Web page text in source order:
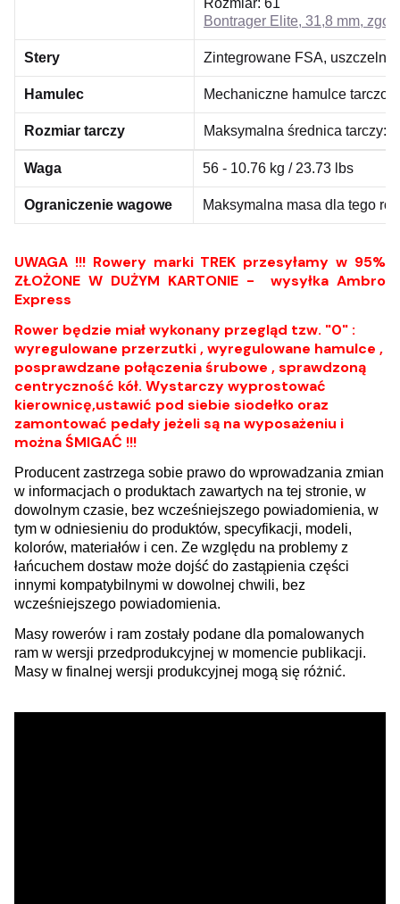
Bontrager Elite, 31,8 mm,
Stery Zintegrowane FSA,
Hamulec Mechaniczne hamulce
Rozmiar tarczy Maksymalna średnica tarczy:
Waga 56 - 10.76 kg / 23.73 lbs
Ograniczenie wagowe Maksymalna masa dla tego
UWAGA !!! Rowery marki TREK przesyłamy w 95%
ZŁOŻONE W DUŻYM KARTONIE - wysyłka Ambro
Express
Rower będzie miał wykonany przegląd tzw. "0" :
wyregulowane przerzutki , wyregulowane hamulce ,
posprawdzane połączenia śrubowe , sprawdzoną
centryczność kół. Wystarczy wyprostować
kierownicę,ustawić pod siebie siodełko oraz
zamontować pedały jeżeli są na wyposażeniu i
można ŚMIGAĆ !!!
Producent zastrzega sobie prawo do wprowadzania zmian
w informacjach o produktach zawartych na tej stronie, w
dowolnym czasie, bez wcześniejszego powiadomienia, w
tym w odniesieniu do produktów, specyfikacji, modeli,
kolorów, materiałów i cen. Ze względu na problemy z
łańcuchem dostaw może dojść do zastąpienia części
innymi kompatybilnymi w dowolnej chwili, bez
wcześniejszego powiadomienia.
Masy rowerów i ram zostały podane dla pomalowanych
ram w wersji przedprodukcyjnej w momencie publikacji.
Masy w finalnej wersji produkcyjnej mogą się różnić.